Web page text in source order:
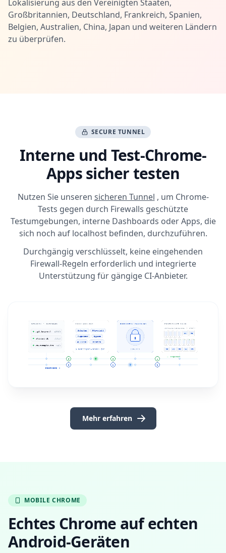
Lokalisierung aus den Vereinigten Staaten,
Großbritannien, Deutschland, Frankreich, Spanien,
Belgien, Australien, China, Japan und weiteren Ländern
zu überprüfen.
SECURE TUNNEL
Interne und Test-Chrome-
Apps sicher testen
Nutzen Sie unseren sicheren Tunnel , um Chrome-
Tests gegen durch Firewalls geschützte
Testumgebungen, interne Dashboards oder Apps, die
sich noch auf localhost befinden, durchzuführen.
Durchgängig verschlüsselt, keine eingehenden
Firewall-Regeln erforderlich und integrierte
Unterstützung für gängige CI-Anbieter.
Mehr erfahren
MOBILE CHROME
Echtes Chrome auf echten
Android-Geräten